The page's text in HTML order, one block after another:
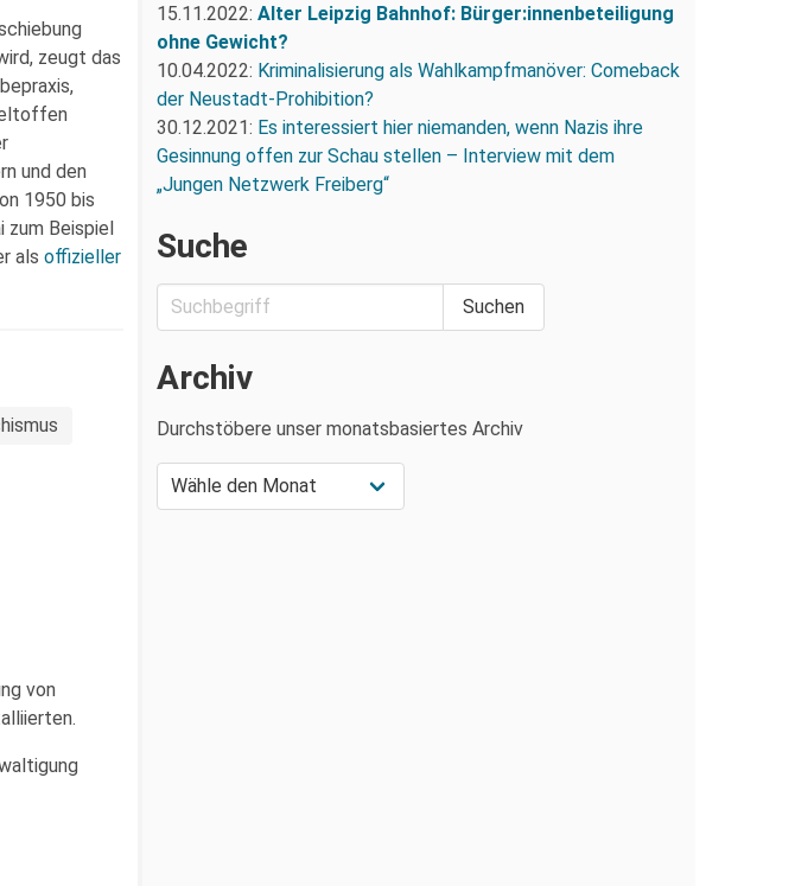
zeugt das
und den
1950 bis
zum Beispiel
als offizieller
von
15.11.2022: Alter Leipzig Bahnhof: Bürger:innenbeteiligung
ohne Gewicht?
10.04.2022: Kriminalisierung als Wahlkampfmanöver: Comeback
der Neustadt-Prohibition?
30.12.2021: Es interessiert hier niemanden, wenn Nazis ihre
Gesinnung offen zur Schau stellen – Interview mit dem
„Jungen Netzwerk Freiberg“
Suche
Archiv
Durchstöbere unser monatsbasiertes Archiv